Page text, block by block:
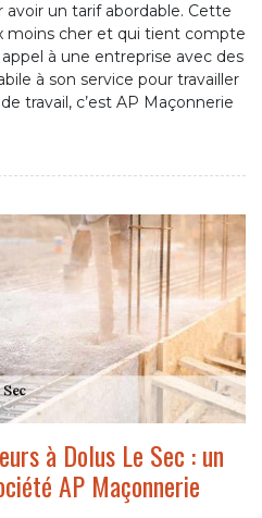
avoir un tarif abordable. Cette
moins cher et qui tient compte
à une entreprise avec des
à son service pour travailler
travail, c’est AP Maçonnerie
à Dolus Le Sec : un
AP Maçonnerie